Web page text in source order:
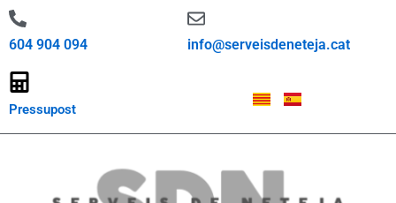
604 904 094 info@serveisdeneteja.cat
Pressupost